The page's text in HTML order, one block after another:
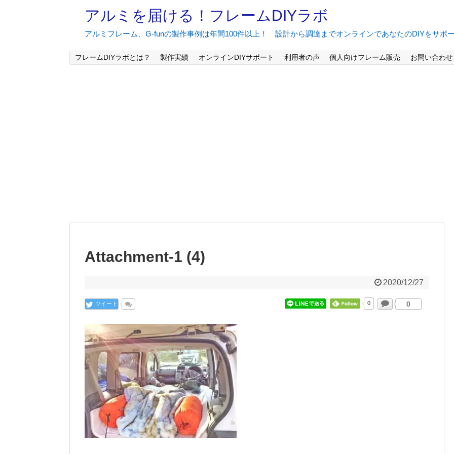
アルミを届ける！フレームDIYラボ
アルミフレーム、G-funの製作事例は年間100件以上！ 設計から調達までオンラインであなたのDIYをサポ
フレームDIYラボとは？ 製作実績 オンラインDIYサポート 利用者の声 個人向けフレーム販売 お問い合わせ
Attachment-1 (4)
2020/12/27
ツイート 0 0